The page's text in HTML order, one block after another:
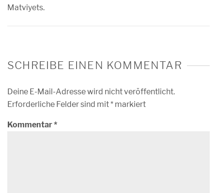
Matviyets.
SCHREIBE EINEN KOMMENTAR
Deine E-Mail-Adresse wird nicht veröffentlicht.
Erforderliche Felder sind mit* markiert
Kommentar*